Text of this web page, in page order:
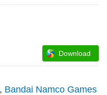
Download
Bandai Namco Games